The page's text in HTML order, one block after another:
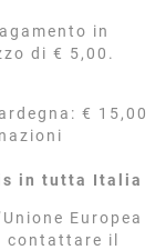
in
di € 5,00.
€ 15,00
in tutta Italia
Europea
contattare il